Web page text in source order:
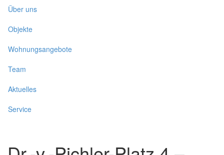
Über uns
Objekte
Wohnungsangebote
Team
Aktuelles
Service